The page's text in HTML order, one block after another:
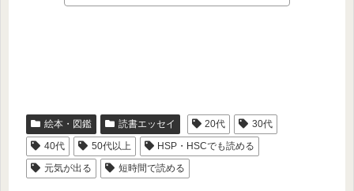
絵本・図鑑 読書エッセイ 20代
30代
40代
50代以上
HSP・HSCでも読める
元気が出る
短時間で読める